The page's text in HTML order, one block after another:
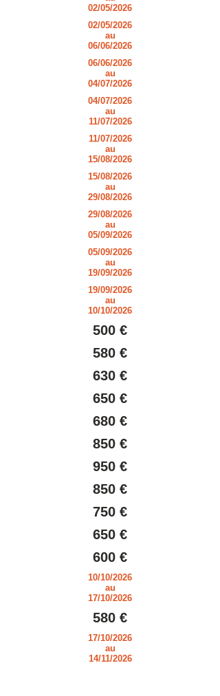
02/05/2026
02/05/2026
au
06/06/2026
06/06/2026
au
04/07/2026
04/07/2026
au
11/07/2026
11/07/2026
au
15/08/2026
15/08/2026
au
29/08/2026
29/08/2026
au
05/09/2026
05/09/2026
au
19/09/2026
19/09/2026
au
10/10/2026
500 €
580 €
630 €
650 €
680 €
850 €
950 €
850 €
750 €
650 €
600 €
10/10/2026
au
17/10/2026
580 €
17/10/2026
au
14/11/2026